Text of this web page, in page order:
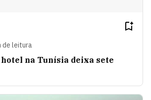
de leitura
na Tunísia deixa sete